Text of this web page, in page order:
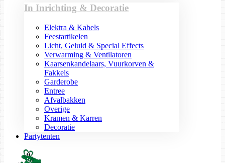
In Inrichting & Decoratie
Elektra & Kabels
Feestartikelen
Licht, Geluid & Special Effects
Verwarming & Ventilatoren
Kaarsenkandelaars, Vuurkorven &
Fakkels
Garderobe
Entree
Afvalbakken
Overige
Kramen & Karren
Decoratie
Partytenten